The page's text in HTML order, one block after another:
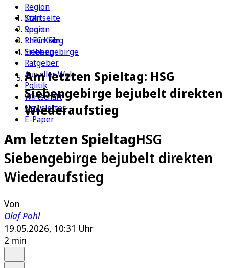
Region
Köln
Sport
1. FC Köln
Erleben
Ratgeber
Aus aller Welt
Politik
Wirtschaft
Newsletter
E-Paper
Startseite
Region
Rhein-Sieg
Siebengebirge
Am letzten Spieltag: HSG
Siebengebirge bejubelt direkten
Wiederaufstieg
Am letzten SpieltagHSG
Siebengebirge bejubelt direkten
Wiederaufstieg
Von
Olaf Pohl
19.05.2026, 10:31 Uhr
2 min